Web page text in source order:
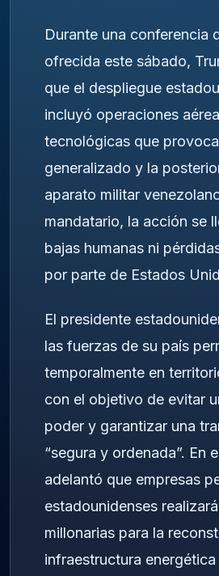
Durante una conferencia
ofrecida este sábado,
que el despliegue
incluyó operaciones
tecnológicas que
generalizado y la
aparato militar
mandatario, la acción se
bajas humanas ni
por parte de Estados
El presidente
las fuerzas de su país
temporalmente en
con el objetivo de evitar
poder y garantizar una
“segura y ordenada”. En
adelantó que empresas
estadounidenses
millonarias para la
infraestructura